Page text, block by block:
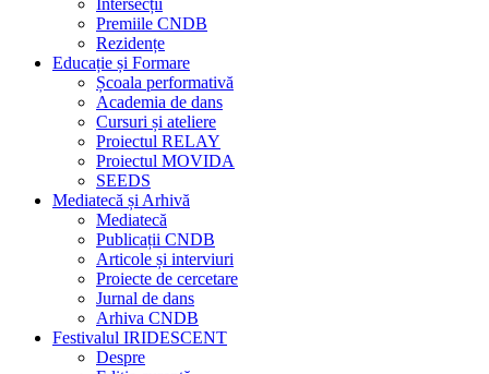
Intersecții
Premiile CNDB
Rezidențe
Educație și Formare
Școala performativă
Academia de dans
Cursuri și ateliere
Proiectul RELAY
Proiectul MOVIDA
SEEDS
Mediatecă și Arhivă
Mediatecă
Publicații CNDB
Articole și interviuri
Proiecte de cercetare
Jurnal de dans
Arhiva CNDB
Festivalul IRIDESCENT
Despre